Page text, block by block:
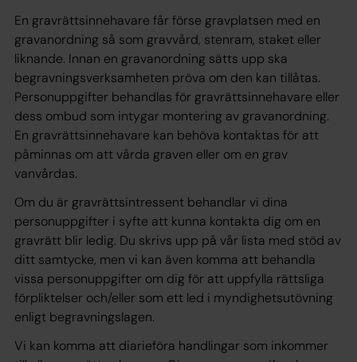
En gravrättsinnehavare får förse gravplatsen med en
gravanordning så som gravvård, stenram, staket eller
liknande. Innan en gravanordning sätts upp ska
begravningsverksamheten pröva om den kan tillåtas.
Personuppgifter behandlas för gravrättsinnehavare eller
dess ombud som intygar montering av gravanordning.
En gravrättsinnehavare kan behöva kontaktas för att
påminnas om att vårda graven eller om en grav
vanvårdas.
Om du är gravrättsintressent behandlar vi dina
personuppgifter i syfte att kunna kontakta dig om en
gravrätt blir ledig. Du skrivs upp på vår lista med stöd av
ditt samtycke, men vi kan även komma att behandla
vissa personuppgifter om dig för att uppfylla rättsliga
förpliktelser och/eller som ett led i myndighetsutövning
enligt begravningslagen.
Vi kan komma att diarieföra handlingar som inkommer